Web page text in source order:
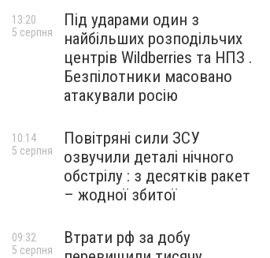
Під ударами один з
найбільших розподільчих
центрів Wildberries та НПЗ .
Безпілотники масовано
атакували росію
13:20
5 серпня
Повітряні сили ЗСУ
озвучили деталі нічного
обстрілу : з десятків ракет
– жодної збитої
10:14
5 серпня
Втрати рф за добу
09:32
5 серпня